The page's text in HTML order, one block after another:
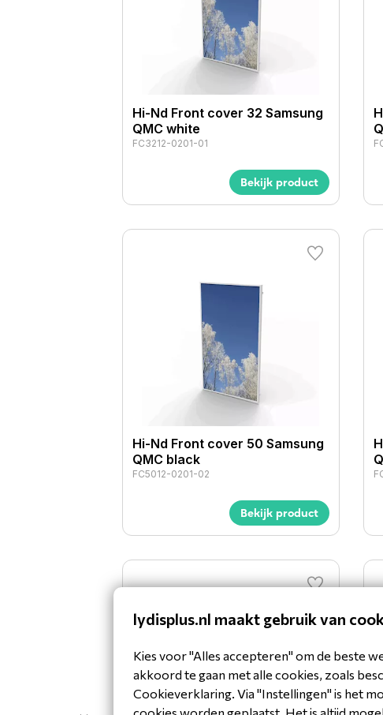
Hi-Nd Front cover 32 Samsung
QMC white
FC3212-0201-01
Bekijk product
Hi-Nd Front cover 50 Samsung
QMC black
FC5012-0201-02
Bekijk product
lydisplus.nl maakt gebruik van
Kies voor "Alles accepteren" om de beste
akkoord te gaan met alle cookies, zoals
Cookieverklaring. Via "Instellingen" is het